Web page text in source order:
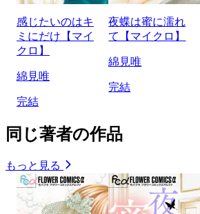
感じたいのはキ
ミにだけ【マイ
クロ】
綿見唯
完結
夜蝶は蜜に濡れ
て【マイクロ】
綿見唯
完結
同じ著者の作品
もっと見る